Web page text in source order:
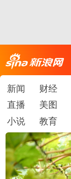
新闻 财经
直播
美图
小说
教育